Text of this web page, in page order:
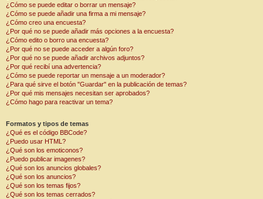
¿Cómo se puede editar o borrar un mensaje?
¿Cómo se puede añadir una firma a mi mensaje?
¿Cómo creo una encuesta?
¿Por qué no se puede añadir más opciones a la encuesta?
¿Cómo edito o borro una encuesta?
¿Por qué no se puede acceder a algún foro?
¿Por qué no se puede añadir archivos adjuntos?
¿Por qué recibí una advertencia?
¿Cómo se puede reportar un mensaje a un moderador?
¿Para qué sirve el botón "Guardar" en la publicación de temas?
¿Por qué mis mensajes necesitan ser aprobados?
¿Cómo hago para reactivar un tema?
Formatos y tipos de temas
¿Qué es el código BBCode?
¿Puedo usar HTML?
¿Qué son los emoticonos?
¿Puedo publicar imagenes?
¿Qué son los anuncios globales?
¿Qué son los anuncios?
¿Qué son los temas fijos?
¿Qué son los temas cerrados?